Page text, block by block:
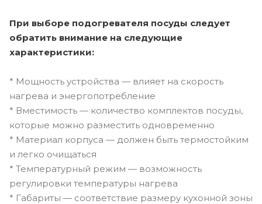
При выборе подогревателя посуды следует
обратить внимание на следующие
характеристики:
* Мощность устройства — влияет на скорость
нагрева и энергопотребление
* Вместимость — количество комплектов посуды,
которые можно разместить одновременно
* Материал корпуса — должен быть термостойким
и легко очищаться
* Температурный режим — возможность
регулировки температуры нагрева
* Габариты — соответствие размеру кухонной зоны